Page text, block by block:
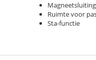
Magneetsluiting
Ruimte voor
Sta-functie